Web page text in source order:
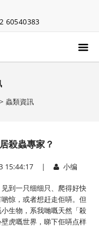
60540383
蟲類資訊
殺蟲專家？
15:44:17 | 小编
到一只细细只、爬得好快
惊，或者想赶走佢哢。但
生物，系我哋嘅天然「殺
虎嘅世界，睇下佢哢点样